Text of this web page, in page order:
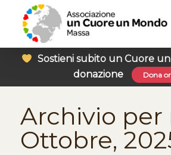
Sostieni subito un Cuore
donazione
Dona
Archivio per
Ottobre,